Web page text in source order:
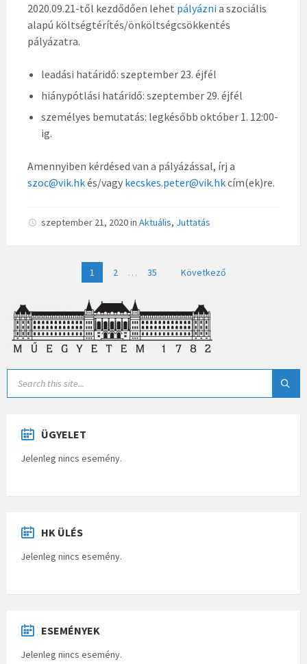
2020.09.21-től kezdődően lehet pályázni a szociális
alapú költségtérítés/önköltségcsökkentés
pályázatra.
leadási határidő: szeptember 23. éjfél
hiánypótlási határidő: szeptember 29. éjfél
személyes bemutatás: legkésőbb október 1. 12:00-
ig.
Amennyiben kérdésed van a pályázással, írj a
szoc@vik.hkés/vagy kecskes.peter@vik.hkcím(ek)re.
szeptember 21, 2020in Aktuális, Juttatás
1 2 … 35 Következő
ÜGYELET
Jelenleg nincs esemény.
HK ÜLÉS
Jelenleg nincs esemény.
ESEMÉNYEK
Jelenleg nincs esemény.